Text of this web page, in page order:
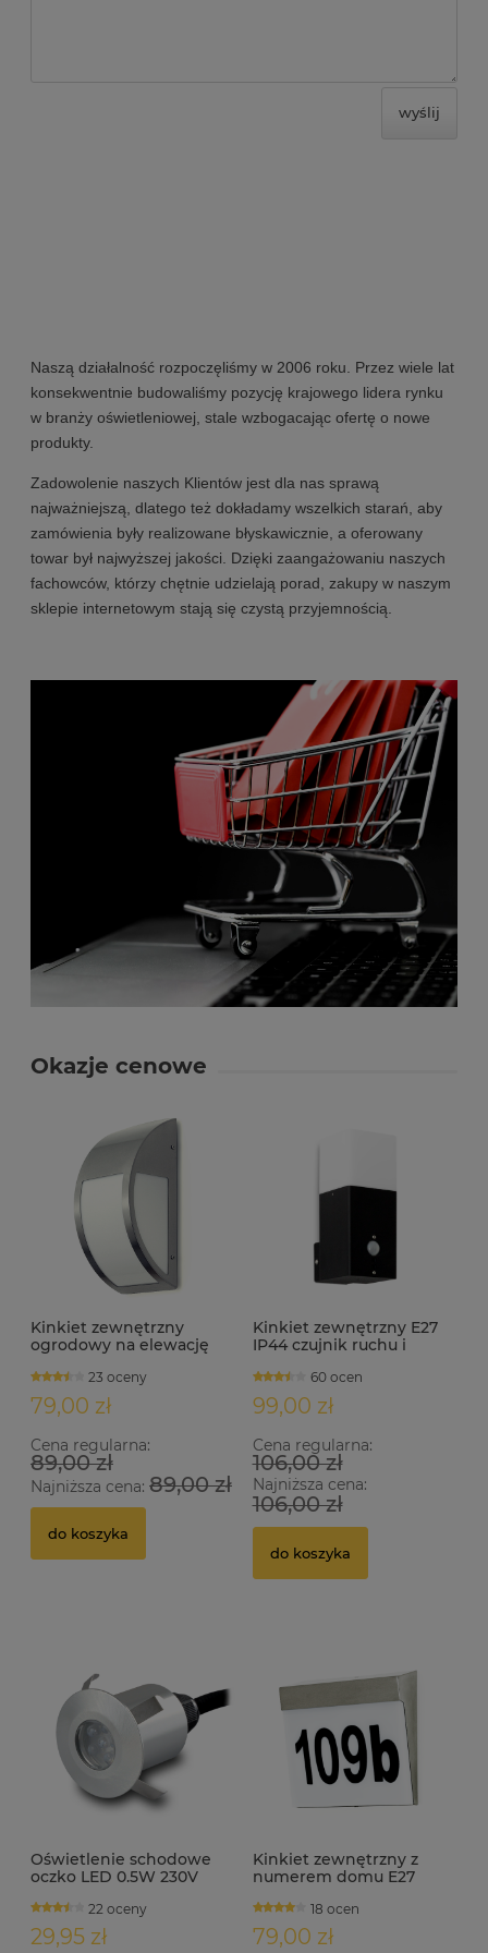
wyślij
Naszą działalność rozpoczęliśmy w 2006 roku. Przez wiele lat
konsekwentnie budowaliśmy pozycję krajowego lidera rynku
w branży oświetleniowej, stale wzbogacając ofertę o nowe
produkty.
Zadowolenie naszych Klientów jest dla nas sprawą
najważniejszą, dlatego też dokładamy wszelkich starań, aby
zamówienia były realizowane błyskawicznie, a oferowany
towar był najwyższej jakości. Dzięki zaangażowaniu naszych
fachowców, którzy chętnie udzielają porad, zakupy w naszym
sklepie internetowym stają się czystą przyjemnością.
Okazje cenowe
Kinkiet zewnętrzny
ogrodowy na elewację
23 oceny
79,00 zł
Cena regularna:
89,00 zł
Najniższa cena: 89,00 zł
do koszyka
Kinkiet zewnętrzny E27
IP44 czujnik ruchu i
60 ocen
99,00 zł
Cena regularna:
106,00 zł
Najniższa cena:
106,00 zł
do koszyka
Oświetlenie schodowe
oczko LED 0.5W 230V
22 oceny
29,95 zł
Kinkiet zewnętrzny z
numerem domu E27
18 ocen
79,00 zł